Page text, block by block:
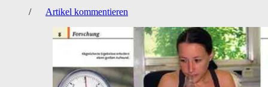
/
Artikel kommentieren